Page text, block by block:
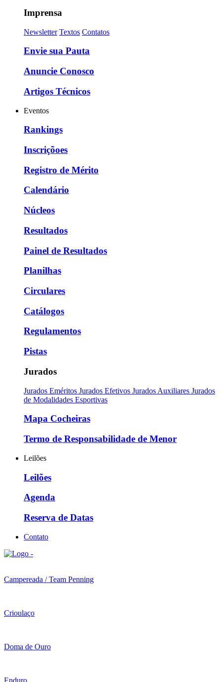
Imprensa
Newsletter Textos Contatos
Envie sua Pauta
Anuncie Conosco
Artigos Técnicos
Eventos
Rankings
Inscriçõoes
Registro de Mérito
Calendário
Núcleos
Resultados
Painel de Resultados
Planilhas
Circulares
Catálogos
Regulamentos
Pistas
Jurados
Jurados Eméritos Jurados Efetivos Jurados Auxiliares Jurados
de Modalidades Esportivas
Mapa Cocheiras
Termo de Responsabilidade de Menor
Leilões
Leilões
Agenda
Reserva de Datas
Contato
Campereada / Team Penning
Crioulaço
Doma de Ouro
Enduro